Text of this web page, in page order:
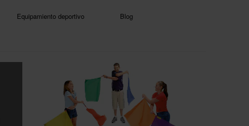
Equipamiento deportivo Blog